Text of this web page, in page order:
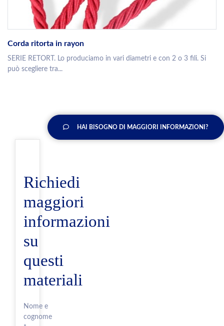
Corda ritorta in rayon
SERIE RETORT. Lo produciamo in vari diametri e con 2 o 3 fili. Si
può scegliere tra...
HAI BISOGNO DI MAGGIORI INFORMAZIONI?
Richiedi
maggiori
informazioni
su
questi
materiali
Nome e
cognome